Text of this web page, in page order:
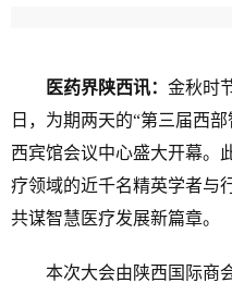
医药界陕西讯： 金秋时
日，为期两天的“第三届西
西宾馆会议中心盛大开幕。
疗领域的近千名精英学者与
共谋智慧医疗发展新篇章。
本次大会由陕西国际商会